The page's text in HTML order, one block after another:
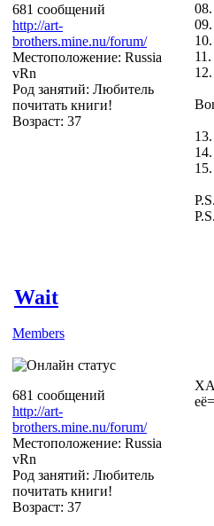
681 сообщений
http://art-
brothers.mine.nu/forum/
Местоположение: Russia
vRn
Род занятий: Любитель
почитать книги!
Возраст: 37
Wait
Members
681 сообщений
http://art-
brothers.mine.nu/forum/
Местоположение: Russia
vRn
Род занятий: Любитель
почитать книги!
Возраст: 37